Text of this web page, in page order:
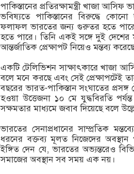
পাকিস্তানের প্রতিরক্ষামন্ত্রী খাজা
ভবিষ্যতে পাকিস্তানের বিরুদ্ধে
ফলাফল ভারতের জন্য গুরুতর হতে
হতে পারে। তিনি একই সঙ্গে দুই দেশের
আন্তর্জাতিক প্রেক্ষাপট নিয়েও মন্তব্য
একটি টেলিভিশন সাক্ষাৎকারে খাজা
বলে মনে করছে এবং সেই প্রেক্ষাপটেই
বছরের ভারত-পাকিস্তান সংঘাতের
হওয়া উত্তেজনা ১০ মে যুদ্ধবিরতি
সক্ষমতার মাধ্যমে জবাব দিয়েছে বলে
ভারতের সেনাপ্রধানের সাম্প্রতিক
ধরনের বক্তব্য মূলত নিজেদের অবস্থান
ইঙ্গিত দেন যে, ভারতের অভ্যন্তরেও
সমাজের অবস্থান সব সময় এক নয়।